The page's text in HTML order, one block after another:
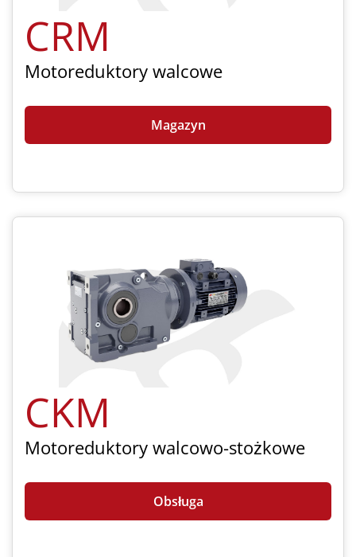
CRM
Motoreduktory walcowe
Magazyn
CKM
Motoreduktory walcowo-stożkowe
Obsługa